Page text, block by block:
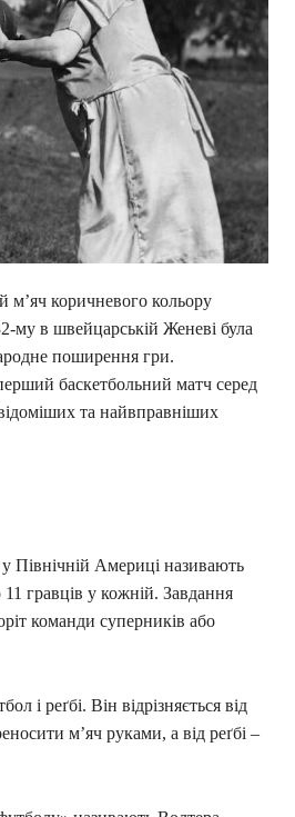
коричневого кольору
му в швейцарській Женеві була
поширення гри.
баскетбольний матч серед
та найвправніших
Північній Америці називають
гравців у кожній. Завдання
команди суперників або
і реґбі. Він відрізняється від
м’яч руками, а від реґбі –